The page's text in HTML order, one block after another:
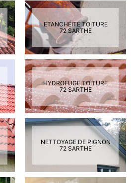
ETANCHÉITÉ TOITURE
72 SARTHE
HYDROFUGE TOITURE
72 SARTHE
NETTOYAGE DE PIGNON
72 SARTHE